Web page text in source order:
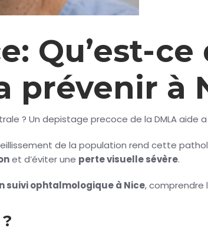
Qu’est-
prévenir à
? Un depistage precoce de la DMLA
de la population rend cette
et d’éviter une perte visuelle sévère.
suivi ophtalmologique à Nice, comprendre